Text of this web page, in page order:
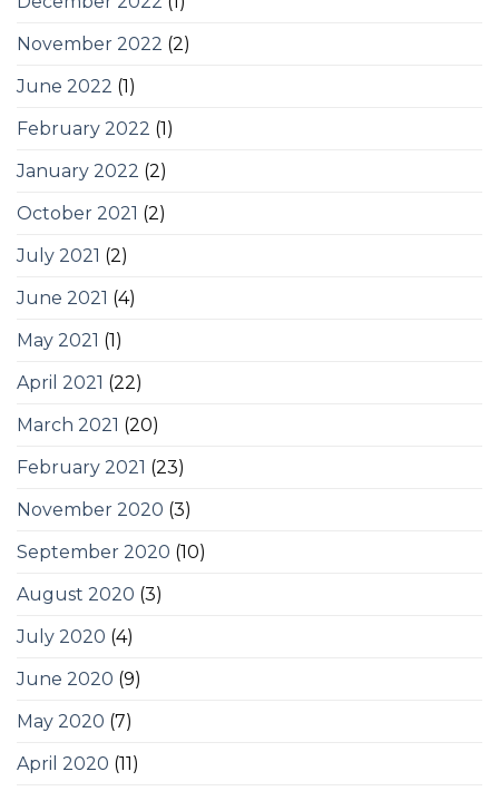
November 2022 (2)
June 2022 (1)
February 2022 (1)
January 2022 (2)
October 2021 (2)
July 2021 (2)
June 2021 (4)
May 2021 (1)
April 2021 (22)
March 2021 (20)
February 2021 (23)
November 2020 (3)
September 2020 (10)
August 2020 (3)
July 2020 (4)
June 2020 (9)
May 2020 (7)
April 2020 (11)